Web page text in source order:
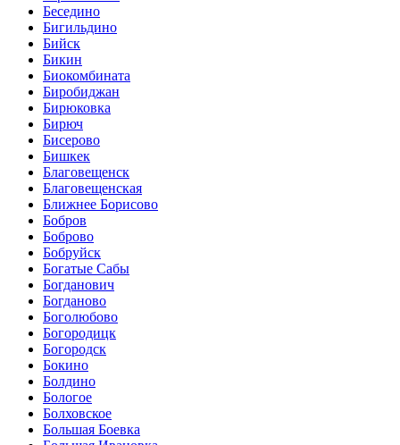
Беседино
Бигильдино
Бийск
Бикин
Биокомбината
Биробиджан
Бирюковка
Бирюч
Бисерово
Бишкек
Благовещенск
Благовещенская
Ближнее Борисово
Бобров
Боброво
Бобруйск
Богатые Сабы
Богданович
Богданово
Боголюбово
Богородицк
Богородск
Бокино
Болдино
Бологое
Болховское
Большая Боевка